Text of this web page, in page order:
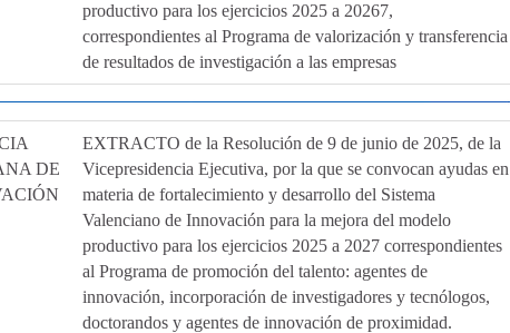
productivo para los ejercicios 2025 a 20267,
correspondientes al Programa de valorización y transferencia
de resultados de investigación a las empresas
DE
EXTRACTO de la Resolución de 9 de junio de 2025, de la
Vicepresidencia Ejecutiva, por la que se convocan ayudas en
materia de fortalecimiento y desarrollo del Sistema
Valenciano de Innovación para la mejora del modelo
productivo para los ejercicios 2025 a 2027 correspondientes
al Programa de promoción del talento: agentes de
innovación, incorporación de investigadores y tecnólogos,
doctorandos y agentes de innovación de proximidad.